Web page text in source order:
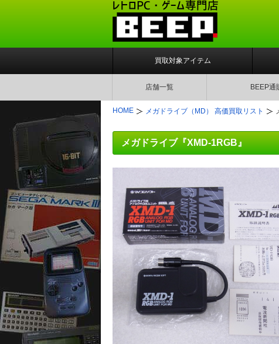
買取対象アイテム
店舗一覧 BEEP通
HOME メガドライブ（MD） 高価買取リスト
メガドライブ『XMD-1RGB』